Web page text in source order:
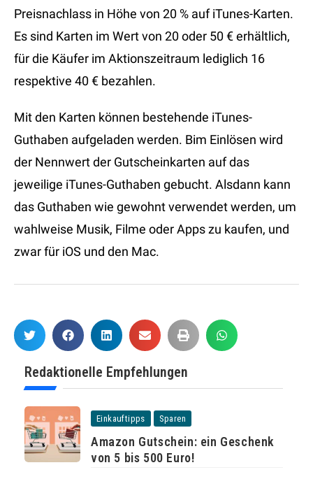
Preisnachlass in Höhe von 20 % auf iTunes-Karten.
Es sind Karten im Wert von 20 oder 50 € erhältlich,
für die Käufer im Aktionszeitraum lediglich 16
respektive 40 € bezahlen.
Mit den Karten können bestehende iTunes-
Guthaben aufgeladen werden. Bim Einlösen wird
der Nennwert der Gutscheinkarten auf das
jeweilige iTunes-Guthaben gebucht. Alsdann kann
das Guthaben wie gewohnt verwendet werden, um
wahlweise Musik, Filme oder Apps zu kaufen, und
zwar für iOS und den Mac.
Redaktionelle Empfehlungen
Einkauftipps Sparen
Amazon Gutschein: ein Geschenk
von 5 bis 500 Euro!